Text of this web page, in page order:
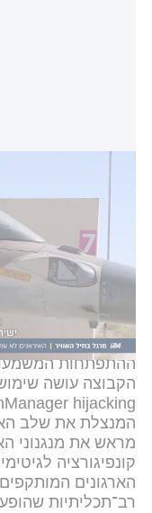
פרשת ריגול חדשה: חייל
שש גרסאות הסוס
לשתי משפחות
קמפייני ריגול
הניתוח שלנו
מתואמים. לפחות
הוראות תזמון
ההתפתחות
הקבוצה עושה
מראש את מנגנוני
קונפיגורציה
רב־תכליתיות